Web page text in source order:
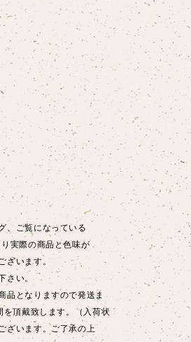
、ご覧になっている
実際の商品と色味が
ざいます。
さい。
品となりますので発送ま
頂戴致します。（入荷状
ざいます。ご了承の上